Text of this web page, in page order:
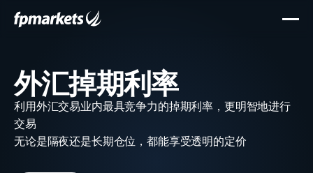
外汇掉期利率
利用外汇交易业内最具竞争力的掉期利率，更明智地进行
交易
无论是隔夜还是长期仓位，都能享受透明的定价